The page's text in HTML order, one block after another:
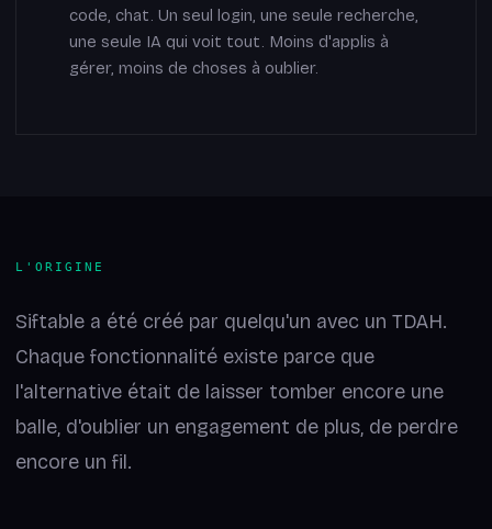
code, chat. Un seul login, une seule recherche,
une seule IA qui voit tout. Moins d'applis à
gérer, moins de choses à oublier.
L'ORIGINE
Siftable a été créé par quelqu'un avec un TDAH.
Chaque fonctionnalité existe parce que
l'alternative était de laisser tomber encore une
balle, d'oublier un engagement de plus, de perdre
encore un fil.